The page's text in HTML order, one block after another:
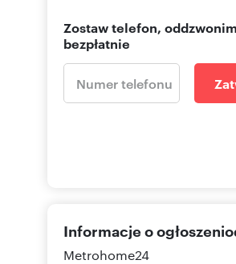
Zostaw telefon,
bezpłatnie
Informacje o
Metrohome24